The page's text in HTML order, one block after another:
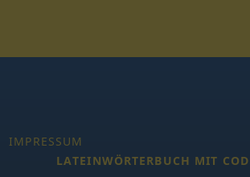
IMPRESSUM
LATEINWÖRTERBUCH MIT